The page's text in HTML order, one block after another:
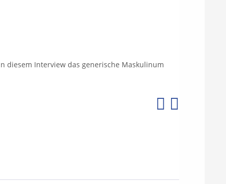
generische Maskulinum